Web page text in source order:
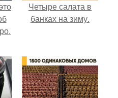
Четыре салата в
банках на зиму.